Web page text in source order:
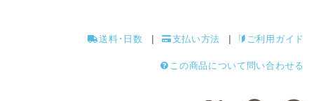
送料･日数 支払い方法 ご利用ガイド
この商品について問い合わせる